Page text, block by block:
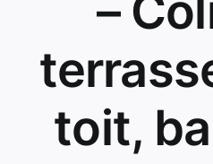
toit,